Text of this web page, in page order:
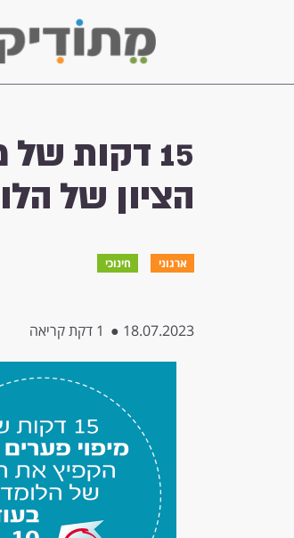
15 דקות
הציון של
ארגוני חינוכי
18.07.2023
● 1 דקת קריאה